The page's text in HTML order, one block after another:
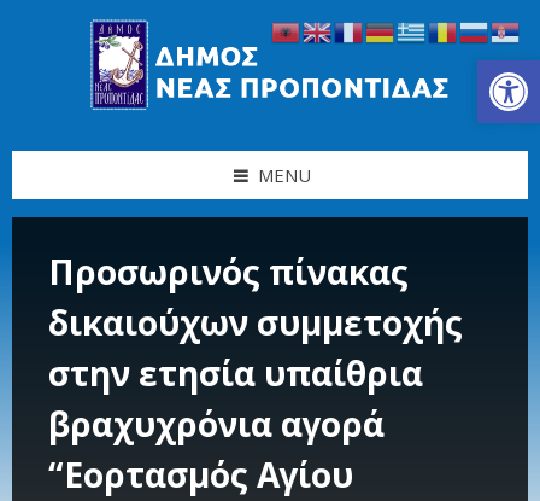
Ανοίξτε τη γραμμή εργαλείων
MENU
Προσωρινός πίνακας
δικαιούχων συμμετοχής
στην ετησία υπαίθρια
βραχυχρόνια αγορά
“Εορτασμός Αγίου